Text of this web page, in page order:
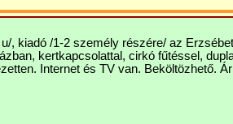
, kiadó /1-2 személy részére/ az
kertkapcsolattal, cirkó fűtéssel,
Internet és TV van. Beköltözhető.